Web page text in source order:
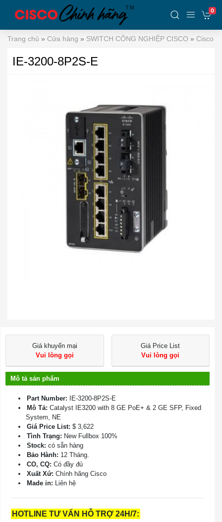
0
Trang chủ » Cửa hàng » SWITCH CÔNG NGHIỆP CISCO » Cisco
IE-3200-8P2S-E
Giá khuyến mại
Vui lòng gọi
Giá Price List
Vui lòng gọi
Mô tả sản phẩm
Part Number: IE-3200-8P2S-E
Mô Tả: Catalyst IE3200 with 8 GE PoE+ & 2 GE SFP, Fixed
System, NE
Giá Price List: $ 3,622
Tình Trạng: New Fullbox 100%
Stock: có sẵn hàng
Bảo Hành: 12 Tháng.
CO, CQ: Có đầy đủ
Xuất Xứ: Chính hãng Cisco
Made in: Liên hệ
HOTLINE TƯ VẤN HỖ TRỢ 24H/7: